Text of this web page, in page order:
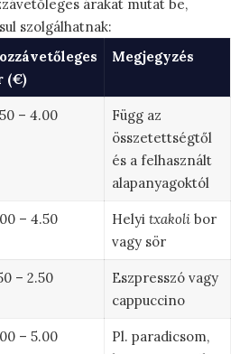
árakat mutat be,
szolgálhatnak:
(€)
Megjegyzés
– 4.00
Függ az
összetettségtől
és a felhasznált
alapanyagoktól
– 4.50 Helyi txakolibor
vagy sör
– 2.50
Eszpresszó vagy
cappuccino
– 5.00
Pl. paradicsom,